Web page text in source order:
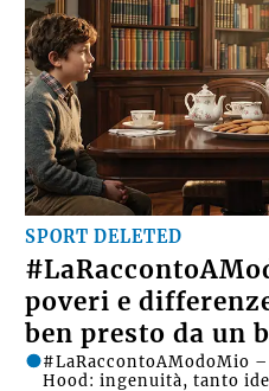
SPORT DELETED
poveri e
ben presto da un
#LaRaccontoAModoMio
Hood: ingenuità, tanto